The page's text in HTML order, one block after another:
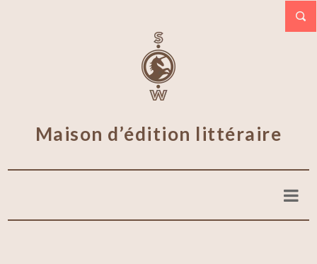
Maison d’édition littéraire